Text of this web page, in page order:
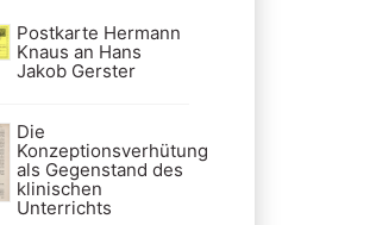
Postkarte Hermann
Knaus an Hans
Jakob Gerster
Die
Konzeptionsverhütung
als Gegenstand des
klinischen
Unterrichts